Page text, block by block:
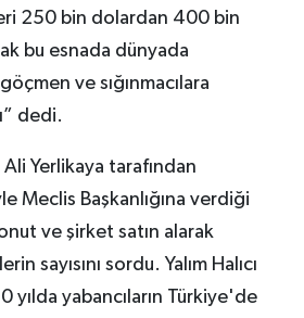
250 bin dolardan 400 bin
bu esnada dünyada
ve sığınmacılara
dedi.
Ali Yerlikaya tarafından
Meclis Başkanlığına verdiği
ve şirket satın alarak
sayısını sordu. Yalım Halıcı
yılda yabancıların Türkiye'de